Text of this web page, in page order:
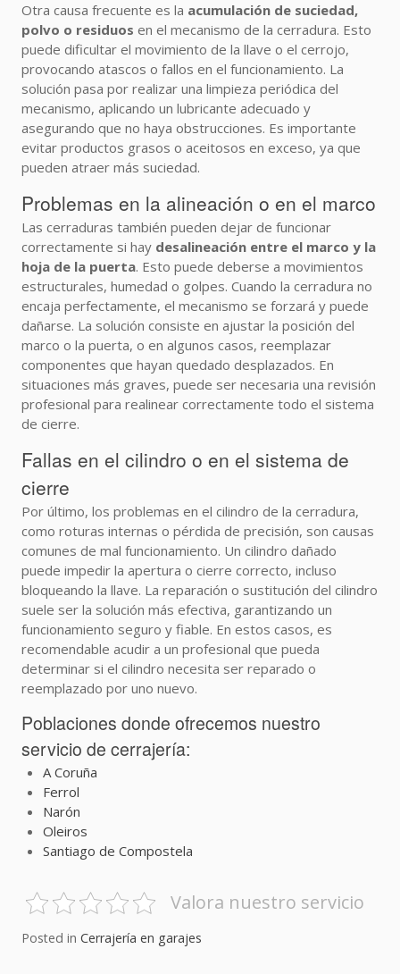
Otra causa frecuente es la acumulación de suciedad,
polvo o residuos en el mecanismo de la cerradura. Esto
puede dificultar el movimiento de la llave o el cerrojo,
provocando atascos o fallos en el funcionamiento. La
solución pasa por realizar una limpieza periódica del
mecanismo, aplicando un lubricante adecuado y
asegurando que no haya obstrucciones. Es importante
evitar productos grasos o aceitosos en exceso, ya que
pueden atraer más suciedad.
Problemas en la alineación o en el marco
Las cerraduras también pueden dejar de funcionar
correctamente si hay desalineación entre el marco y la
hoja de la puerta. Esto puede deberse a movimientos
estructurales, humedad o golpes. Cuando la cerradura no
encaja perfectamente, el mecanismo se forzará y puede
dañarse. La solución consiste en ajustar la posición del
marco o la puerta, o en algunos casos, reemplazar
componentes que hayan quedado desplazados. En
situaciones más graves, puede ser necesaria una revisión
profesional para realinear correctamente todo el sistema
de cierre.
Fallas en el cilindro o en el sistema de
cierre
Por último, los problemas en el cilindro de la cerradura,
como roturas internas o pérdida de precisión, son causas
comunes de mal funcionamiento. Un cilindro dañado
puede impedir la apertura o cierre correcto, incluso
bloqueando la llave. La reparación o sustitución del cilindro
suele ser la solución más efectiva, garantizando un
funcionamiento seguro y fiable. En estos casos, es
recomendable acudir a un profesional que pueda
determinar si el cilindro necesita ser reparado o
reemplazado por uno nuevo.
Poblaciones donde ofrecemos nuestro
servicio de cerrajería:
A Coruña
Ferrol
Narón
Oleiros
Santiago de Compostela
Valora nuestro servicio
Posted in Cerrajería en garajes